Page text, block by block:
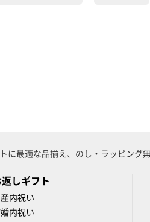
に最適な品揃え、のし・ラッピン
返しギフト
内祝い
内祝い